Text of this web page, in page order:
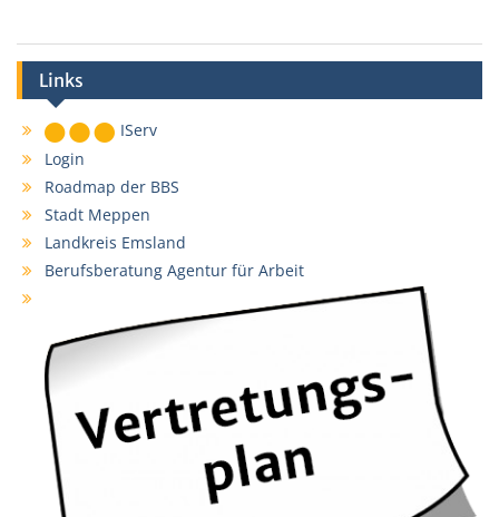
Links
IServ
Login
Roadmap der BBS
Stadt Meppen
Landkreis Emsland
Berufsberatung Agentur für Arbeit